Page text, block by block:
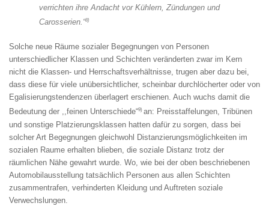
verrichten ihre Andacht vor Kühlern, Zündungen und
Carosserien.“8)
Solche neue Räume sozialer Begegnungen von Personen
unterschiedlicher Klassen und Schichten veränderten zwar im Kern
nicht die Klassen- und Herrschaftsverhältnisse, trugen aber dazu bei,
dass diese für viele unübersichtlicher, scheinbar durchlöcherter oder von
Egalisierungstendenzen überlagert erschienen. Auch wuchs damit die
Bedeutung der ,,feinen Unterschiede“9) an: Preisstaffelungen, Tribünen
und sonstige Platzierungsklassen hatten dafür zu sorgen, dass bei
solcher Art Begegnungen gleichwohl Distanzierungsmöglichkeiten im
sozialen Raume erhalten blieben, die soziale Distanz trotz der
räumlichen Nähe gewahrt wurde. Wo, wie bei der oben beschriebenen
Automobilausstellung tatsächlich Personen aus allen Schichten
zusammentrafen, verhinderten Kleidung und Auftreten soziale
Verwechslungen.